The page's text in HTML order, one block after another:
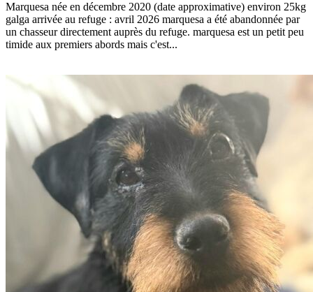
Marquesa née en décembre 2020 (date approximative) environ 25kg
galga arrivée au refuge : avril 2026 marquesa a été abandonnée par
un chasseur directement auprès du refuge. marquesa est un petit peu
timide aux premiers abords mais c'est...